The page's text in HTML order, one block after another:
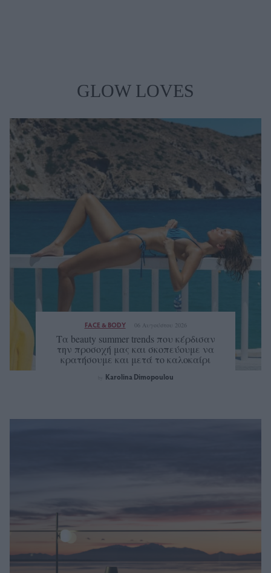
GLOW LOVES
FACE & BODY 06 Αυγούστου 2026
Τα beauty summer trends που κέρδισαν
την προσοχή μας και σκοπεύουμε να
κρατήσουμε και μετά το καλοκαίρι
Karolina Dimopoulou